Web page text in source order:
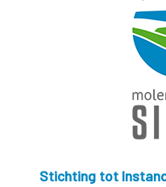
Stichting tot